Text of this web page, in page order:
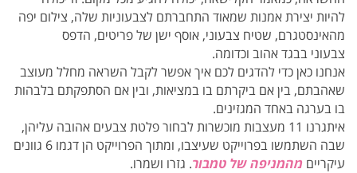
להיות יצירת אמנות שמאוד התחברתם לצבעוניות שלה, צילום יפה
מהאינסטגרם, שטיח צבעוני, אוסף ישן של פריטים, הדפס
צבעוני בבגד אהוב וכדומה.
אנחנו כאן כדי להדגים לכם איך אפשר לקבל השראה מחלל מעוצב
שאהבתם, בין אם ביקרתם בו במציאות, ובין אם הסתפקתם בלבהות
בו בערגה באחד המגזינים.
איתגרנו 11 מעצבות מוכשרות לבחור פלטת צבעים אהובה עליהן,
שבה השתמשו בפרוייקט שעיצבו, ומתוך הפרוייקט הן דגמו 6 גוונים
עיקריים מהמניפה של טמבור. גזרו ושמרו.